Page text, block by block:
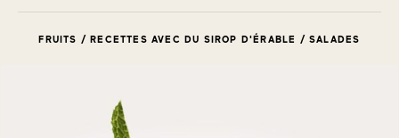
FRUITS / RECETTES AVEC DU SIROP D'ÉRABLE / SALADES